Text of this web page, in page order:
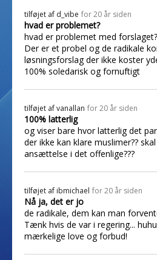
tilføjet af d_vibe for 20 år siden
hvad er problemet?
hvad er problemet med forslaget?
Der er et probel og de radikale
løsningsforslag der ikke koster
100% soledarisk og fornuftigt
tilføjet afvanallan for 20 år siden
100% latterlig
og viser bare hvor latterlig det
der ikke kan klare muslimer??
ansættelse i det offenlige???
tilføjet af ibmichael for 20 år siden
Nå ja, det er jo
de radikale, dem kan man
Tænk hvis de var i regering...
mærkelige love og forbud!